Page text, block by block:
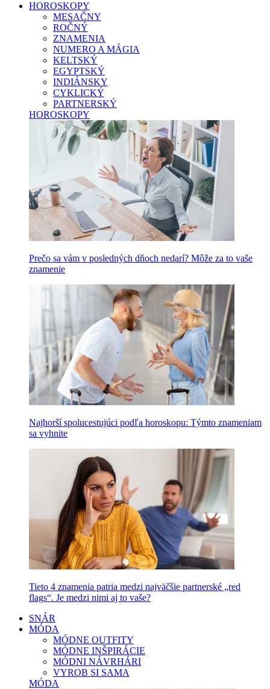
HOROSKOPY
MESAČNY
ROČNÝ
ZNAMENIA
NUMERO A MÁGIA
KELTSKÝ
EGYPTSKÝ
INDIÁNSKY
CYKLICKÝ
PARTNERSKÝ
HOROSKOPY
Prečo sa vám v posledných dňoch nedarí? Môže za to vaše
znamenie
Najhorší spolucestujúci podľa horoskopu: Týmto znameniam
sa vyhnite
Tieto 4 znamenia patria medzi najväčšie partnerské „red
flags“. Je medzi nimi aj to vaše?
SNÁR
MÓDA
MÓDNE OUTFITY
MÓDNE INŠPIRÁCIE
MÓDNI NÁVRHÁRI
VYROB SI SAMA
MÓDA